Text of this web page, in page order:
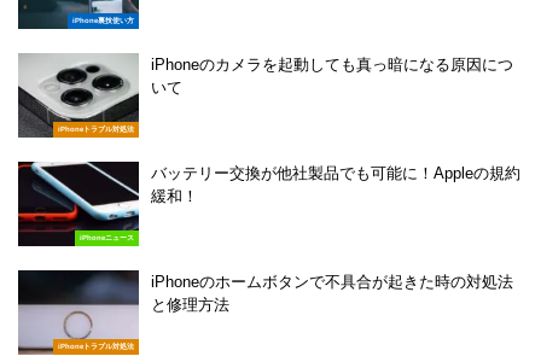
iPhone裏技使い方
iPhoneトラブル対処法
iPhoneのカメラを起動しても真っ暗になる原因につ
いて
iPhoneニュース
バッテリー交換が他社製品でも可能に！Appleの規約
緩和！
iPhoneトラブル対処法
iPhoneのホームボタンで不具合が起きた時の対処法
と修理方法